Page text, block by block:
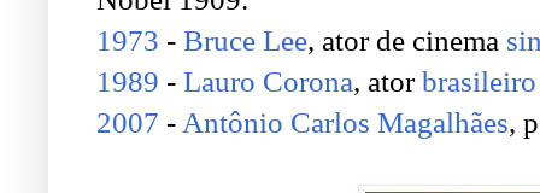
1973 - Bruce Lee, ator de cinema
1989 - Lauro Corona, atorbrasileiro
2007 - Antônio Carlos Magalhães,